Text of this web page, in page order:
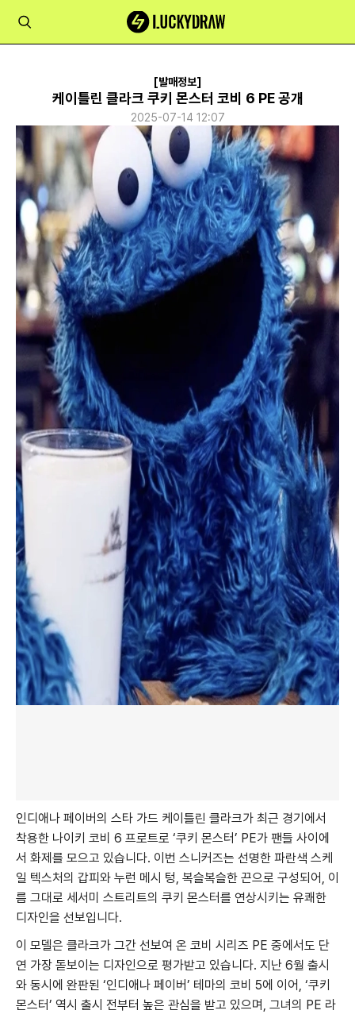
[발매정보]
케이틀린 클라크 쿠키 몬스터 코비 6 PE 공개
2025-07-14 12:07
인디애나 페이버의 스타 가드 케이틀린 클라크가 최근 경기에서
착용한 나이키 코비 6 프로트로 ‘쿠키 몬스터’ PE가 팬들 사이에
서 화제를 모으고 있습니다. 이번 스니커즈는 선명한 파란색 스케
일 텍스처의 갑피와 누런 메시 텅, 복슬복슬한 끈으로 구성되어, 이
름 그대로 세서미 스트리트의 쿠키 몬스터를 연상시키는 유쾌한
디자인을 선보입니다.
이 모델은 클라크가 그간 선보여 온 코비 시리즈 PE 중에서도 단
연 가장 돋보이는 디자인으로 평가받고 있습니다. 지난 6월 출시
와 동시에 완판된 ‘인디애나 페이버’ 테마의 코비 5에 이어, ‘쿠키
몬스터’ 역시 출시 전부터 높은 관심을 받고 있으며, 그녀의 PE 라